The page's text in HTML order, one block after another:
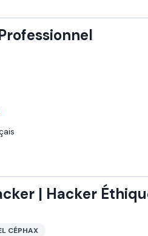
| Hacker
CÉPHAX